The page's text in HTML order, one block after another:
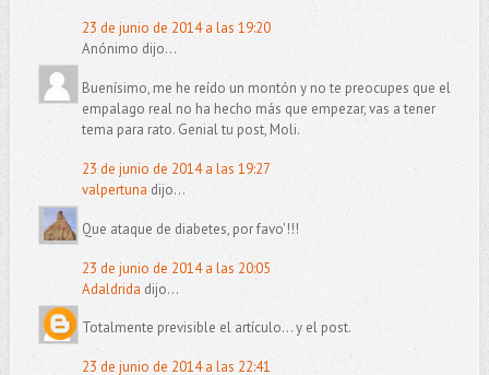
23 de junio de 2014 a las 19:20
Anónimo dijo...
Buenísimo, me he reído un montón y no te preocupes que el
empalago real no ha hecho más que empezar, vas a tener
tema para rato. Genial tu post, Moli.
23 de junio de 2014 a las 19:27
valpertuna dijo...
Que ataque de diabetes, por favo'!!!
23 de junio de 2014 a las 20:05
Adaldrida dijo...
Totalmente previsible el artículo... y el post.
23 de junio de 2014 a las 22:41